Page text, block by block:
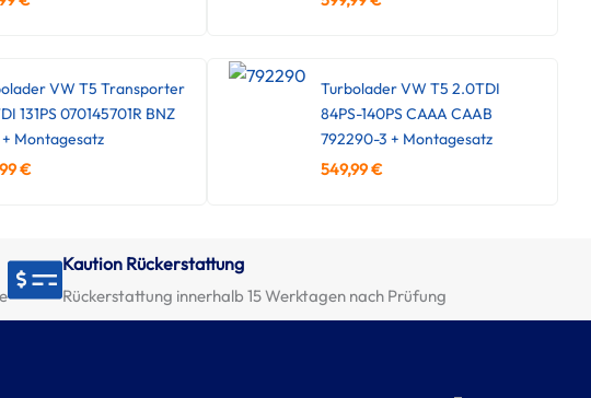
VW T5 Transporter
131PS 070145701R BNZ
+ Montagesatz
€
Turbolader VW T5 2.0TDI
84PS-140PS CAAA CAAB
792290-3 + Montagesatz
549,99€
Kaution Rückerstattung
Rückerstattung innerhalb 15 Werktagen nach Prüfung